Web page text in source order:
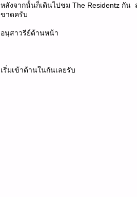
หลังจากนั้นก็เดินไปชม The Residentz กั
ขาดครับ
อนุสาวรีย์ด้านหน้า
เริ่มเข้าด้านในกันเลยรับ